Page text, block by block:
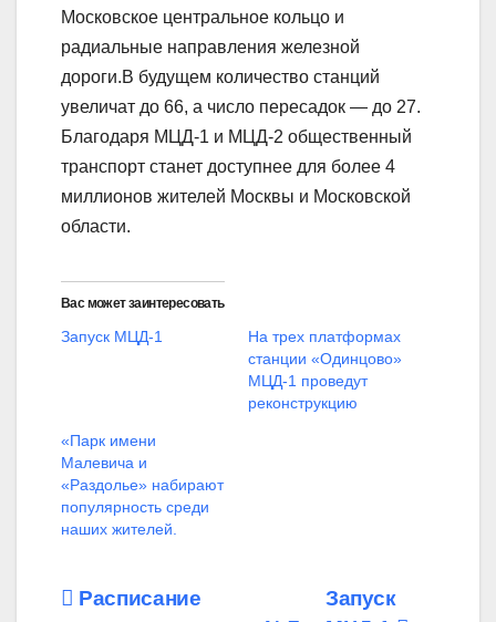
Московское центральное кольцо и
радиальные направления железной
дороги.В будущем количество станций
увеличат до 66, а число пересадок — до 27.
Благодаря МЦД-1 и МЦД-2 общественный
транспорт станет доступнее для более 4
миллионов жителей Москвы и Московской
области.
Вас может заинтересовать
Запуск МЦД-1
На трех платформах
станции «Одинцово»
МЦД-1 проведут
реконструкцию
«Парк имени
Малевича и
«Раздолье» набирают
популярность среди
наших жителей.
Навигация
Запуск
Расписание